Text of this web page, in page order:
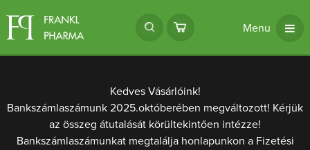
Menu
Kedves Vásárlóink!
Bankszámlaszámunk 2025.októberében megváltozott! Kérjük
az összeg átutalását körültekintően intézze!
Bankszámlaszámunkat megtalálja honlapunkon a Fizetési